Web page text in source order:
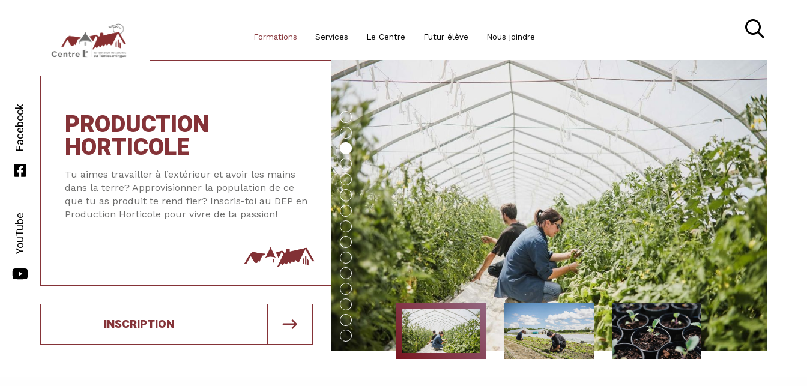
Formations Services Le Centre Futur élève Nous joindre
YouTube
Facebook PRODUCTION
HORTICOLE
Tu aimes travailler à l’extérieur et avoir les mains
dans la terre? Approvisionner la population de ce
que tu as produit te rend fier? Inscris-toi au DEP en
Production Horticole pour vivre de ta passion!
INSCRIPTION